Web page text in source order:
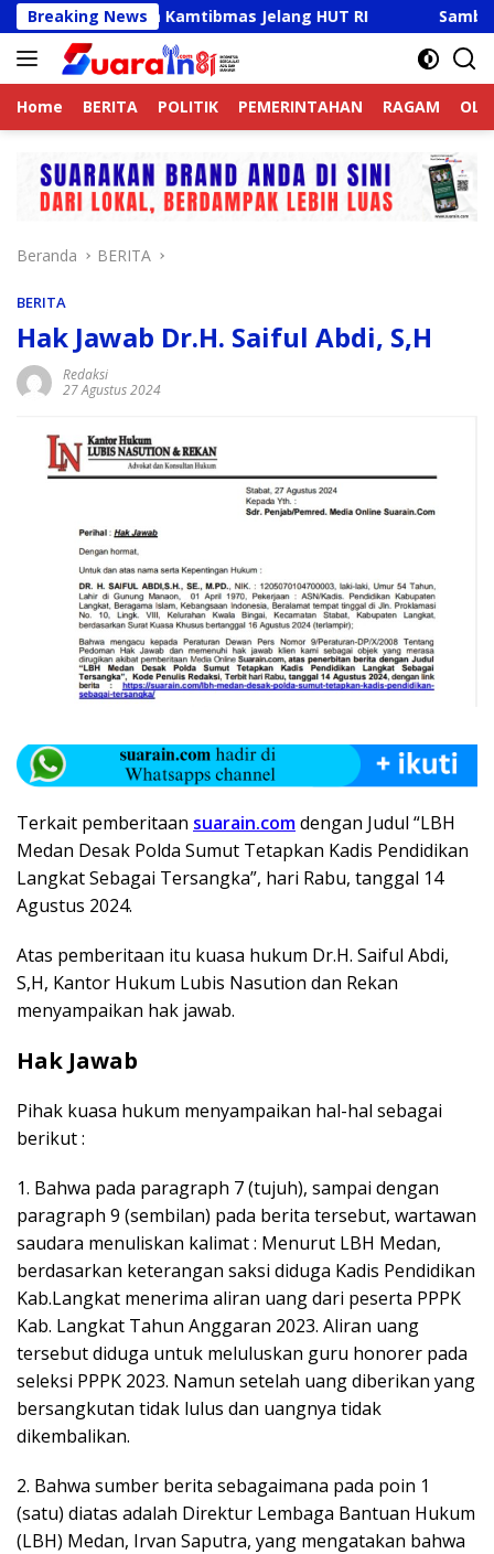
Langsung
ke
konten
Breaking News
Jaga Kamtibmas Jelang HUT RI Sambut HUT RI
Home BERITA POLITIK PEMERINTAHAN RAGAM
Beranda BERITA
BERITA
Hak Jawab Dr.H. Saiful Abdi, S,H
Redaksi
27 Agustus 2024
Terkait pemberitaan suarain.comdengan Judul “LBH
Medan Desak Polda Sumut Tetapkan Kadis Pendidikan
Langkat Sebagai Tersangka”, hari Rabu, tanggal 14
Agustus 2024.
Atas pemberitaan itu kuasa hukum Dr.H. Saiful Abdi,
S,H, Kantor Hukum Lubis Nasution dan Rekan
menyampaikan hak jawab.
Hak Jawab
Pihak kuasa hukum menyampaikan hal-hal sebagai
berikut :
1. Bahwa pada paragraph 7 (tujuh), sampai dengan
paragraph 9 (sembilan) pada berita tersebut, wartawan
saudara menuliskan kalimat : Menurut LBH Medan,
berdasarkan keterangan saksi diduga Kadis Pendidikan
Kab.Langkat menerima aliran uang dari peserta PPPK
Kab. Langkat Tahun Anggaran 2023. Aliran uang
tersebut diduga untuk meluluskan guru honorer pada
seleksi PPPK 2023. Namun setelah uang diberikan yang
bersangkutan tidak lulus dan uangnya tidak
dikembalikan.
2. Bahwa sumber berita sebagaimana pada poin 1
(satu) diatas adalah Direktur Lembaga Bantuan Hukum
(LBH) Medan, Irvan Saputra, yang mengatakan bahwa